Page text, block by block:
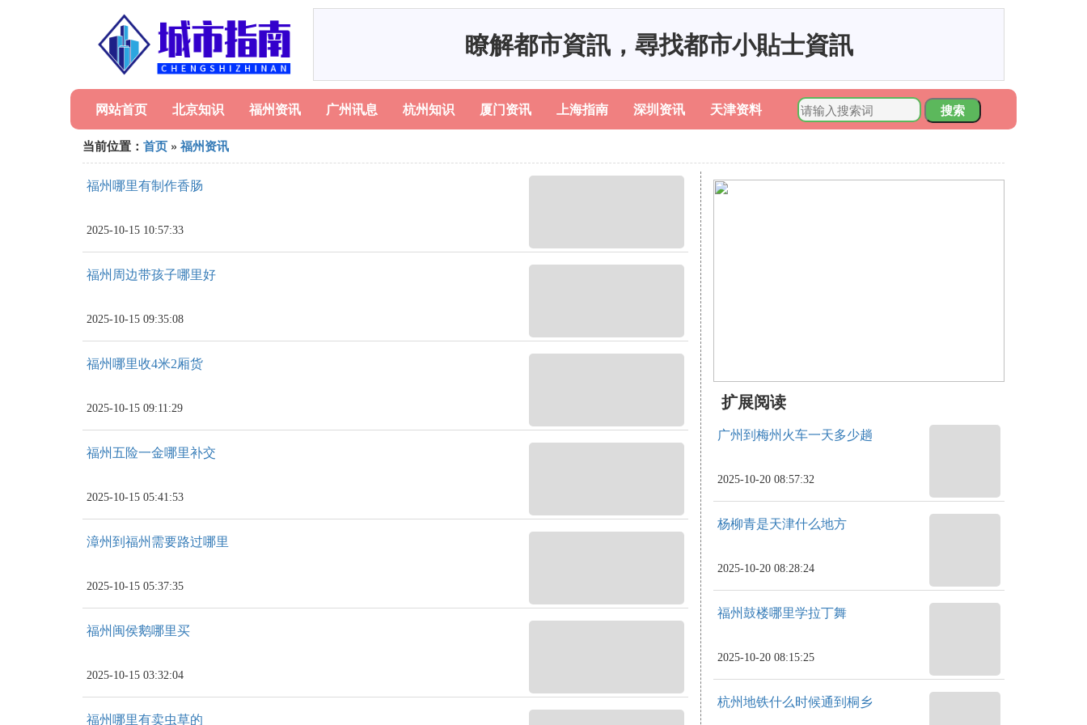
瞭解都市資訊，尋找都市小貼士資訊
网站首页 北京知识 福州资讯 广州讯息 杭州知识 厦门资讯 上海指南 深圳资讯 天津资料
搜索
当前位置： 首页 » 福州资讯
福州哪里有制作香肠
2025-10-15 10:57:33
福州周边带孩子哪里好
2025-10-15 09:35:08
福州哪里收4米2厢货
2025-10-15 09:11:29
福州五险一金哪里补交
2025-10-15 05:41:53
漳州到福州需要路过哪里
2025-10-15 05:37:35
福州闽侯鹅哪里买
2025-10-15 03:32:04
福州哪里有卖虫草的
扩展阅读
广州到梅州火车一天多少趟
2025-10-20 08:57:32
杨柳青是天津什么地方
2025-10-20 08:28:24
福州鼓楼哪里学拉丁舞
2025-10-20 08:15:25
杭州地铁什么时候通到桐乡